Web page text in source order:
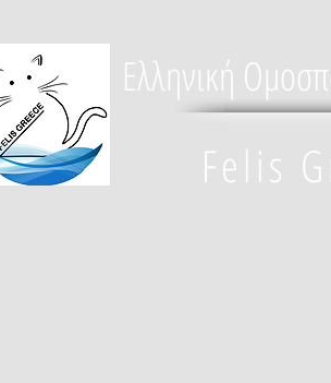
Ελληνική
Felis